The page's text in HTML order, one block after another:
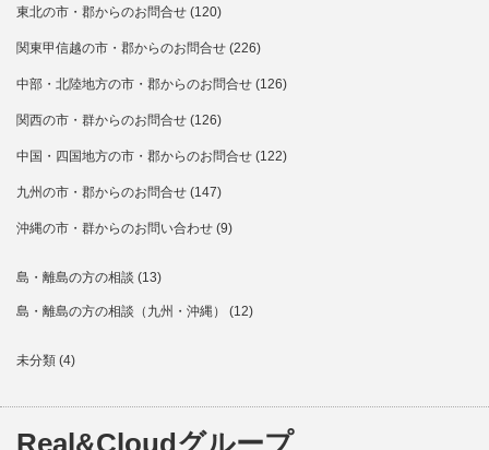
東北の市・郡からのお問合せ (120)
関東甲信越の市・郡からのお問合せ (226)
中部・北陸地方の市・郡からのお問合せ (126)
関西の市・群からのお問合せ (126)
中国・四国地方の市・郡からのお問合せ (122)
九州の市・郡からのお問合せ (147)
沖縄の市・群からのお問い合わせ (9)
島・離島の方の相談 (13)
島・離島の方の相談（九州・沖縄） (12)
未分類 (4)